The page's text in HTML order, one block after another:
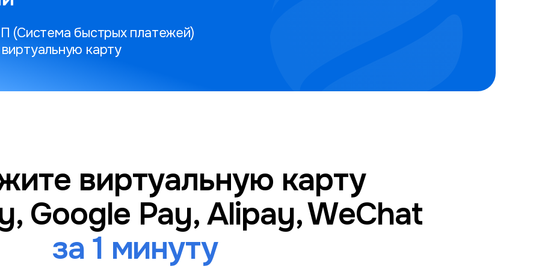
(Система быстрых платежей)
карту
виртуальную карту
Google Pay, Alipay, WeChat
за 1 минуту